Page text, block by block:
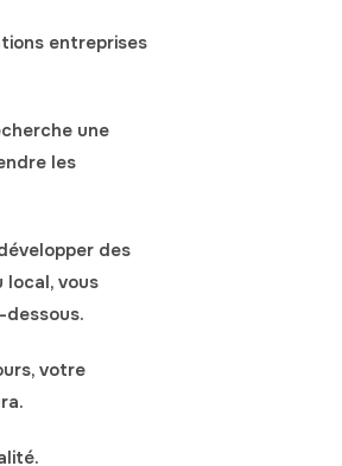
entreprises
une
les
des
local, vous
votre